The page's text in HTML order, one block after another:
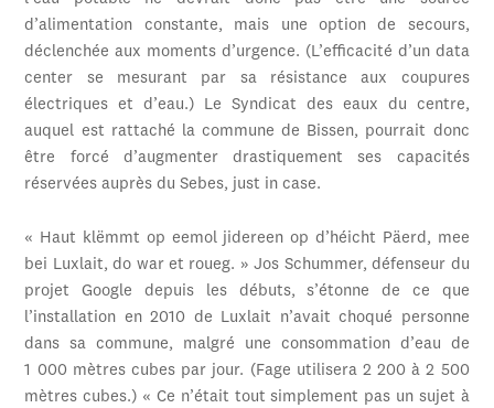
d’alimentation constante, mais une option de secours,
déclenchée aux moments d’urgence. (L’efficacité d’un data
center se mesurant par sa résistance aux coupures
électriques et d’eau.) Le Syndicat des eaux du centre,
auquel est rattaché la commune de Bissen, pourrait donc
être forcé d’augmenter drastiquement ses capacités
réservées auprès du Sebes, just in case.
« Haut klëmmt op eemol jidereen op d’héicht Päerd, mee
bei Luxlait, do war et roueg. » Jos Schummer, défenseur du
projet Google depuis les débuts, s’étonne de ce que
l’installation en 2010 de Luxlait n’avait choqué personne
dans sa commune, malgré une consommation d’eau de
1 000 mètres cubes par jour. (Fage utilisera 2 200 à 2 500
mètres cubes.) « Ce n’était tout simplement pas un sujet à